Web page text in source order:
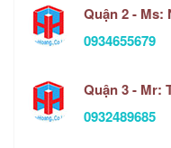
Quận 2 - Ms:
0934655679
Quận 3 - Mr:
0932489685